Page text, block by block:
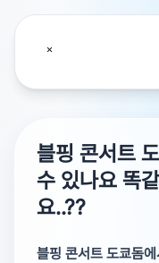
블핑 콘서트
수 있나요 똑
요..??
블핑 콘서트 도쿄돔